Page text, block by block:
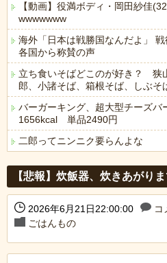
【動画】役満ボディ・岡田紗佳
wwwwwww
海外「日本は戦勝国なんだよ」
各国から称賛の声
立ち食いそばどこのが好き？ 狭
郎、小諸そば、箱根そば、しぶそ
バーガーキング、超大型チーズバ
1656kcal 単品2490円
二郎ってニンニク要らんよな
【悲報】炊飯器、炊きあがり
2026年6月21日22:00:00
コ
ごはんもの